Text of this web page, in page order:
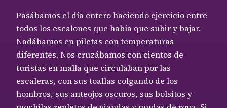
Pasábamos el día entero haciendo ejercicio entre
todos los escalones que había que subir y bajar.
Nadábamos en piletas con temperaturas
diferentes. Nos cruzábamos con cientos de
turistas en malla que circulaban por las
escaleras, con sus toallas colgando de los
hombros, sus anteojos oscuros, sus bolsitos y